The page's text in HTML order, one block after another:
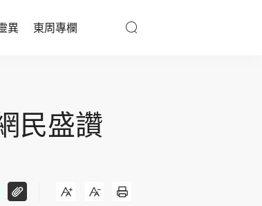
異 東周專欄
民盛讚